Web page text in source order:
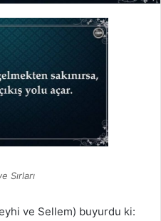
Sırları
ve Sellem) buyurdu ki: